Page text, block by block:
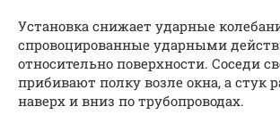
Установка снижает ударные
спровоцированные ударными
относительно поверхности. Соседи
прибивают полку возле окна, а стук
наверх и вниз по трубопроводах.